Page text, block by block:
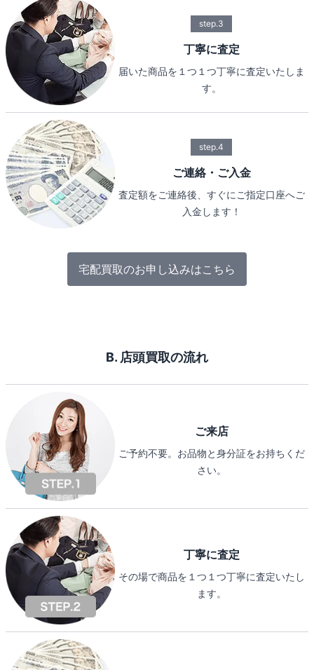
step.3
丁寧に査定
届いた商品を１つ１つ丁寧に査定いたしま
す。
step.4
ご連絡・ご入金
査定額をご連絡後、すぐにご指定口座へご
入金します！
宅配買取のお申し込みはこちら
B. 店頭買取の流れ
ご来店
ご予約不要。お品物と身分証をお持ちくだ
さい。
丁寧に査定
その場で商品を１つ１つ丁寧に査定いたし
ます。